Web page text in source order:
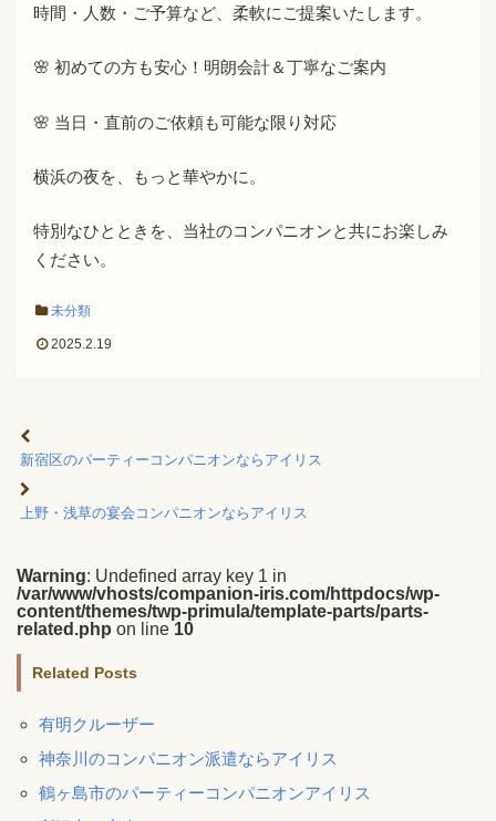
時間・人数・ご予算など、柔軟にご提案いたします。
🌸 初めての方も安心！明朗会計＆丁寧なご案内
🌸 当日・直前のご依頼も可能な限り対応
横浜の夜を、もっと華やかに。
特別なひとときを、当社のコンパニオンと共にお楽しみ
ください。
未分類
2025.2.19
新宿区のパーティーコンパニオンならアイリス
上野・浅草の宴会コンパニオンならアイリス
Warning: Undefined array key 1 in
/var/www/vhosts/companion-iris.com/httpdocs/wp-
content/themes/twp-primula/template-parts/parts-
related.php on line 10
Related Posts
有明クルーザー
神奈川のコンパニオン派遣ならアイリス
鶴ヶ島市のパーティーコンパニオンアイリス